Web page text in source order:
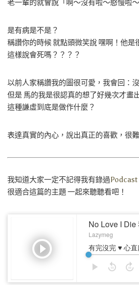
老一輩的就會說「啊～沒有啦～憨慢啦～
是有病是不是？
稱讚你的時候 就點頭微笑說 嘿啊！他是
這樣說會死嗎？？？？
以前人家稱讚我的圖很可愛，我會回：
但是 馬的我是很認真的想了好幾次才畫
這種謙虛到底是做作什麼？
表達真實的內心，說出真正的喜歡，很
我知道大家一定不記得我有錄過Podcast
很適合這篇的主題 一起來聽聽看吧！